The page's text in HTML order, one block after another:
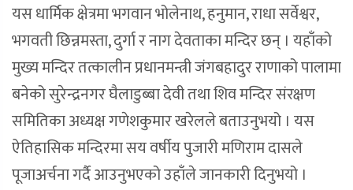
यस धार्मिक क्षेत्रमा भगवान भोलेनाथ, हनुमान, राधा सर्वेश्वर,
भगवती छिन्नमस्ता, दुर्गा र नाग देवताका मन्दिर छन् । यहाँको
मुख्य मन्दिर तत्कालीन प्रधानमन्त्री जंगबहादुर राणाको पालामा
बनेको सुरेन्द्रनगर घैलाडुब्बा देवी तथा शिव मन्दिर संरक्षण
समितिका अध्यक्ष गणेशकुमार खरेलले बताउनुभयो । यस
ऐतिहासिक मन्दिरमा सय वर्षीय पुजारी मणिराम दासले
पूजाअर्चना गर्दै आउनुभएको उहाँले जानकारी दिनुभयो ।